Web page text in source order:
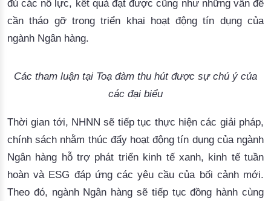
đủ các nỗ lực, kết quả đạt được cũng như những vấn đề
cần tháo gỡtrong triển khai hoạt động tín dụng của
ngành Ngân hàng.
Các tham luận tại Toạ đàm thu hút được sự chú ý của
các đại biểu
Thời gian tới, NHNN sẽ tiếp tục thực hiện các giải pháp,
chính sách nhằm thúc đẩy hoạt động tín dụng của ngành
Ngân hàng hỗ trợ phát triển kinh tế xanh, kinh tế tuần
hoàn và ESG đáp ứng các yêu cầu của bối cảnh mới.
Theo đó, ngành Ngân hàng sẽ tiếp tục đồng hành cùng